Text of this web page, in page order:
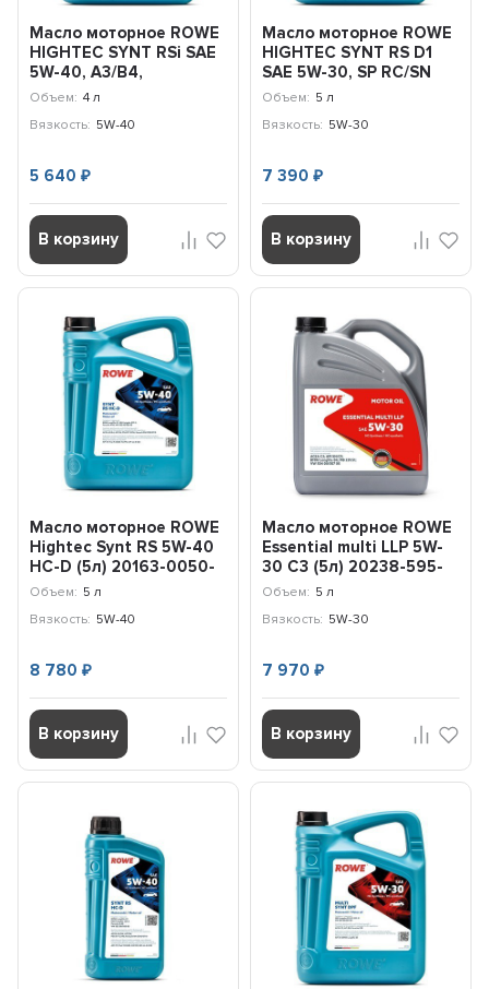
Масло моторное ROWE
HIGHTEC SYNT RSi SAE
5W-40, A3/B4,
SN/CF,229.3/226.5,502/...
Объем: 4 л
Вязкость: 5W-40
5 640₽
В корзину
Масло моторное ROWE
HIGHTEC SYNT RS D1
SAE 5W-30, SP RC/SN
PLUS RC,ILSAC GF-5...
Объем: 5 л
Вязкость: 5W-30
7 390 ₽
В корзину
Масло моторное ROWE
Hightеc Synt RS 5W-40
HC-D (5л) 20163-0050-
99
Объем: 5 л
Вязкость: 5W-40
8 780₽
В корзину
Масло моторное ROWE
Essential multi LLP 5W-
30 C3 (5л) 20238-595-
2A
Объем: 5 л
Вязкость: 5W-30
7 970 ₽
В корзину